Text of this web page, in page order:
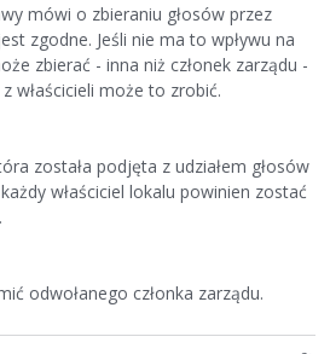
mówi o zbieraniu głosów przez
zgodne. Jeśli nie ma to wpływu na
zbierać - inna niż członek zarządu -
właścicieli może to zrobić.
została podjęta z udziałem głosów
właściciel lokalu powinien zostać
odwołanego członka zarządu.